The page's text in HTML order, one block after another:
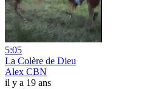
5:05
La Colère de Dieu
Alex CBN
il y a 19 ans